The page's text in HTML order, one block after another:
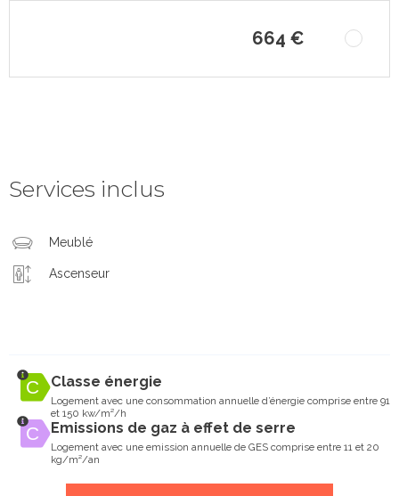
664 €
Services inclus
Meublé
Ascenseur
Classe énergie
Logement avec une consommation annuelle d’énergie comprise entre 91
et 150 kw/m²/h
Emissions de gaz à effet de serre
Logement avec une emission annuelle de GES comprise entre 11 et 20
kg/m²/an